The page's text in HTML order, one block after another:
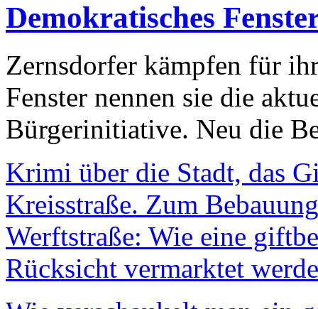
Demokratisches
Zernsdorfer kämpfen für
Fenster nennen sie die
Bürgerinitiative. Neu die
Krimi über die Stadt, das
Kreisstraße. Zum
Werftstraße: Wie eine
Rücksicht vermarktet